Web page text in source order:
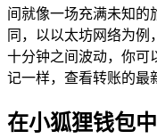
间就像一场充满未知的
同，以以太坊网络为
十分钟之间波动，你可
记一样，查看转账的最
在小狐狸钱包